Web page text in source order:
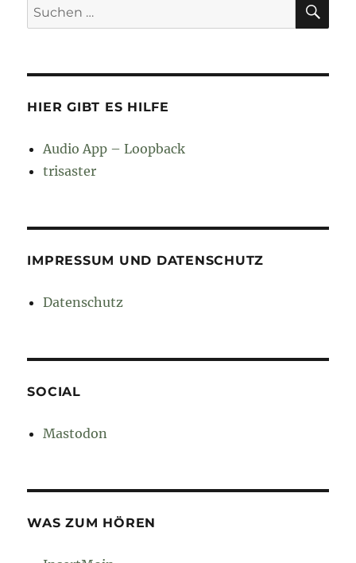
Suchen
nach:
HIER GIBT ES HILFE
Audio App – Loopback
trisaster
IMPRESSUM UND DATENSCHUTZ
Datenschutz
SOCIAL
Mastodon
WAS ZUM HÖREN